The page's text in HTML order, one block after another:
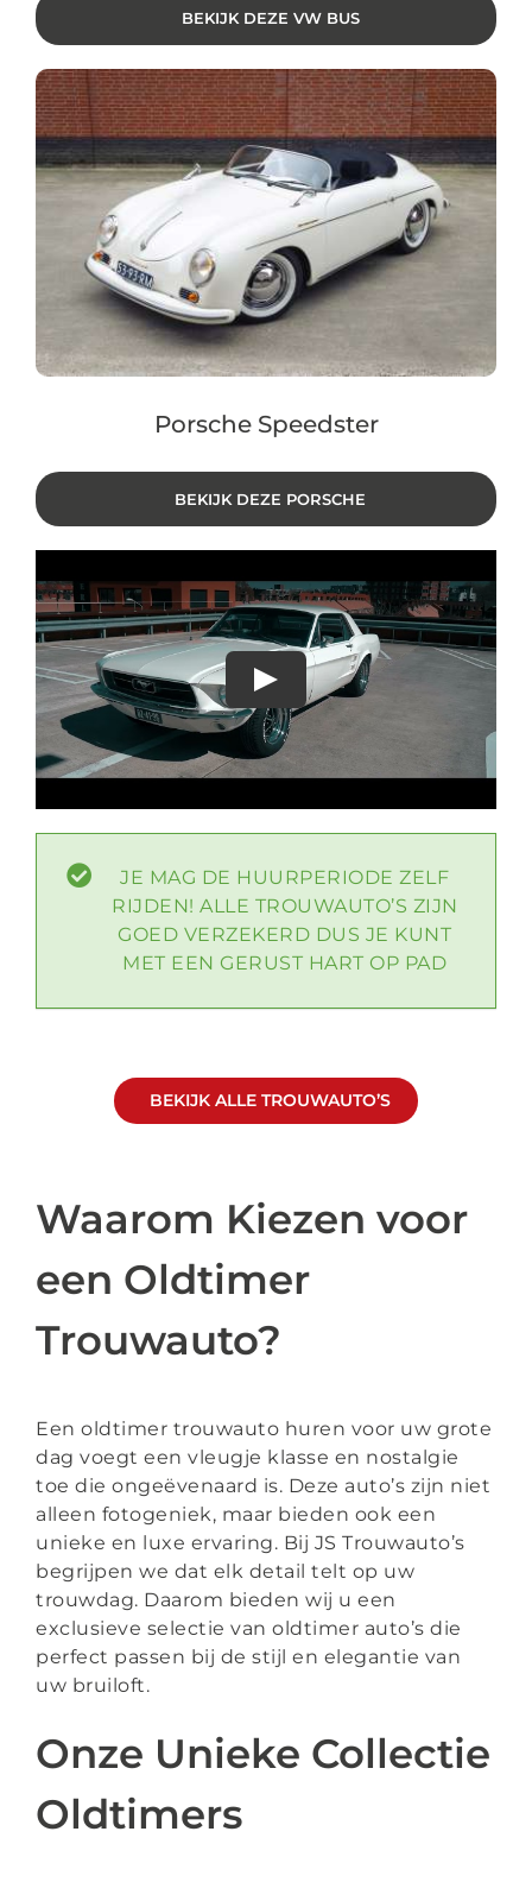
BEKIJK DEZE VW BUS
Porsche Speedster
BEKIJK DEZE PORSCHE
JE MAG DE HUURPERIODE ZELF
RIJDEN! ALLE TROUWAUTO’S ZIJN
GOED VERZEKERD DUS JE KUNT
MET EEN GERUST HART OP PAD
BEKIJK ALLE TROUWAUTO’S
Waarom Kiezen voor
een Oldtimer
Trouwauto?
Een oldtimer trouwauto huren voor uw grote
dag voegt een vleugje klasse en nostalgie
toe die ongeëvenaard is. Deze auto’s zijn niet
alleen fotogeniek, maar bieden ook een
unieke en luxe ervaring. Bij JS Trouwauto’s
begrijpen we dat elk detail telt op uw
trouwdag. Daarom bieden wij u een
exclusieve selectie van oldtimer auto’s die
perfect passen bij de stijl en elegantie van
uw bruiloft.
Onze Unieke Collectie
Oldtimers